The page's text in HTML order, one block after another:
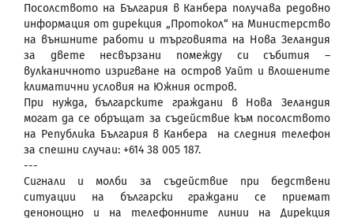
Посолството на България в Канбера получава редовно
информация от дирекция „Протокол“ на Министерство
на външните работи и търговията на Нова Зеландия
за двете несвързани помежду си събития –
вулканичното изригване на остров Уайт и влошените
климатични условия на Южния остров.
При нужда, българските граждани в Нова Зеландия
могат да се обръщат за съдействие към посолството
на Република България в Канбера на следния телефон
за спешни случаи: +614 38 005 187.
---
Сигнали и молби за съдействие при бедствени
ситуации на български граждани се приемат
денонощно и на телефонните линии на Дирекция